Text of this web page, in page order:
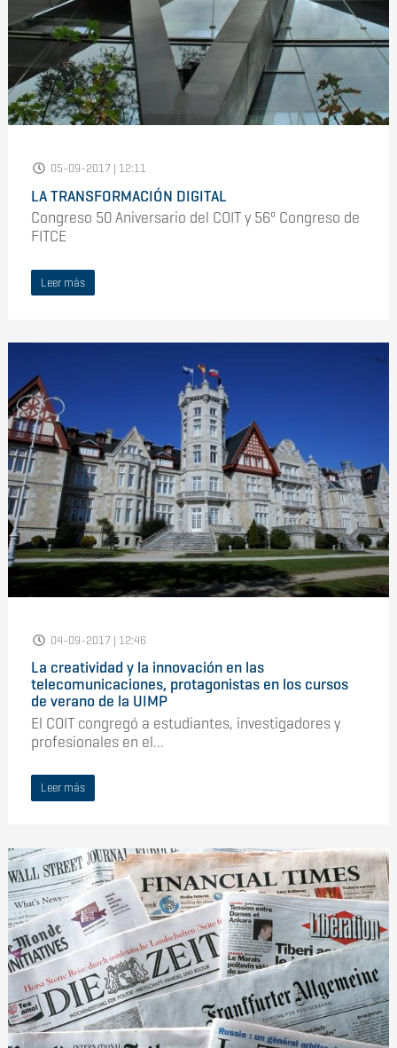
05-09-2017 | 12:11
LA TRANSFORMACIÓN DIGITAL
Congreso 50 Aniversario del COIT y 56º Congreso de
FITCE
Leer más
04-09-2017 | 12:46
La creatividad y la innovación en las
telecomunicaciones, protagonistas en los cursos
de verano de la UIMP
El COIT congregó a estudiantes, investigadores y
profesionales en el...
Leer más